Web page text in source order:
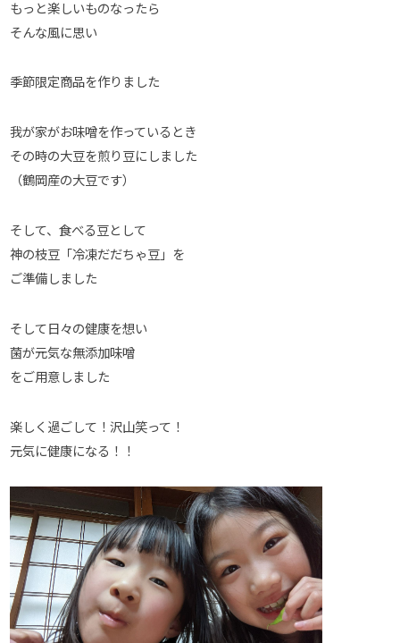
もっと楽しいものなったら
そんな風に思い
季節限定商品を作りました
我が家がお味噌を作っているとき
その時の大豆を煎り豆にしました
（鶴岡産の大豆です）
そして、食べる豆として
神の枝豆「冷凍だだちゃ豆」を
ご準備しました
そして日々の健康を想い
菌が元気な無添加味噌
をご用意しました
楽しく過ごして！沢山笑って！
元気に健康になる！！